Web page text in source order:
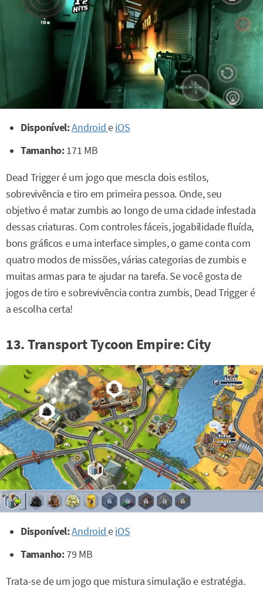
Disponível:AndroideiOS
Tamanho:171 MB
Dead Trigger é um jogo que mescla dois estilos,
sobrevivência e tiro em primeira pessoa. Onde, seu
objetivo é matar zumbis ao longo de uma cidade infestada
dessas criaturas. Com controles fáceis, jogabilidade fluída,
bons gráficos e uma interface simples, o game conta com
quatro modos de missões, várias categorias de zumbis e
muitas armas para te ajudar na tarefa. Se você gosta de
jogos de tiro e sobrevivência contra zumbis, Dead Trigger é
a escolha certa!
13. Transport Tycoon Empire: City
Disponível:AndroideiOS
Tamanho:79 MB
Trata-se de um jogo que mistura simulação e estratégia.